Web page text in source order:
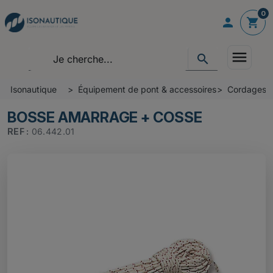
 shopping_cart
0
search menu
Isonautique Équipement de pont & accessoires Cordages
BOSSE AMARRAGE + COSSE
REF : 06.442.01